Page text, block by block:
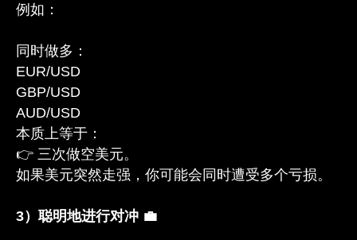
例如：
同时做多：
EUR/USD
GBP/USD
AUD/USD
本质上等于：
👉 三次做空美元。
如果美元突然走强，你可能会同时遭受多个亏损。
3）聪明地进行对冲 💼